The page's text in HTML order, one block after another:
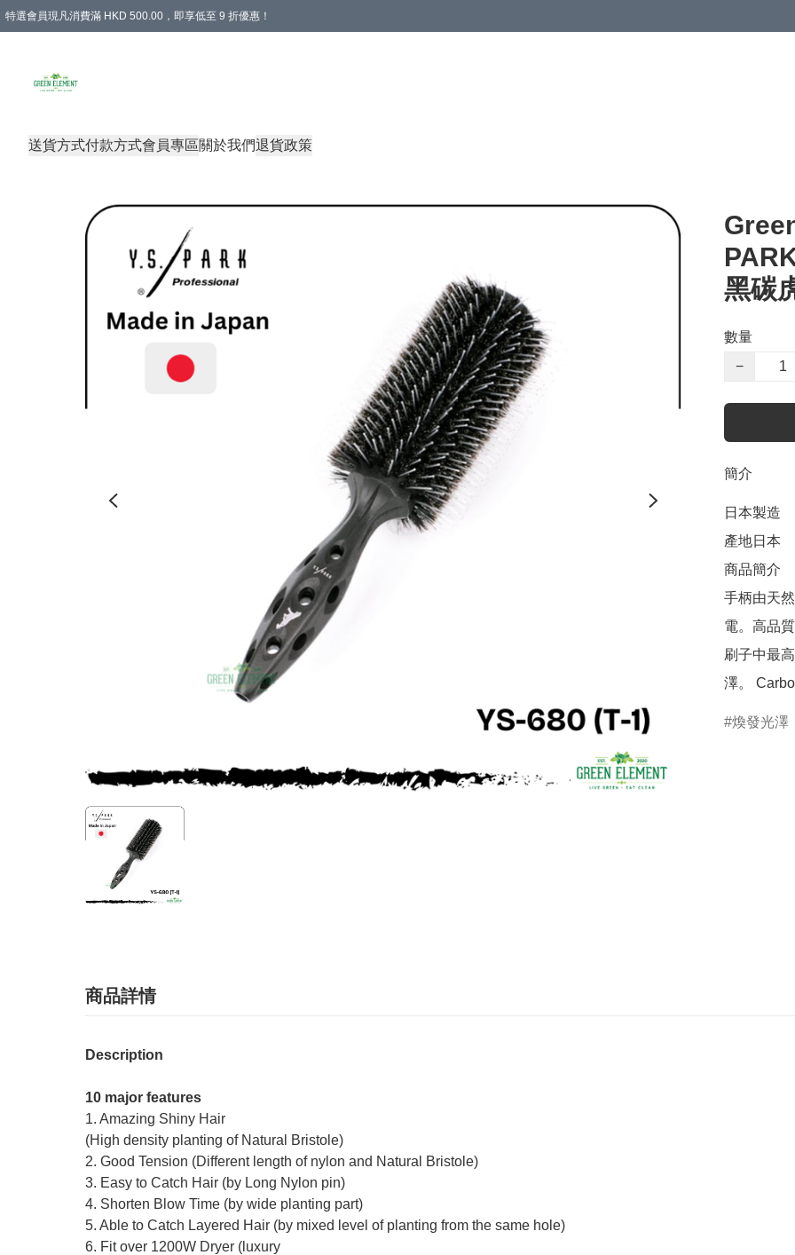
特選會員現凡消費滿 HKD 500.00，即享低至 9 折優惠！
送貨方式付款方式會員專區關於我們退貨政策
黑碳
數量
−
簡介
日本製造
產地日本
商品簡介
手柄由天
電。高品
刷子中最
澤。
煥發光澤
商品詳情
Description
10 major features
1. Amazing Shiny Hair
(High density planting of Natural Bristole)
2. Good Tension (Different length of nylon and Natural Bristole)
3. Easy to Catch Hair (by Long Nylon pin)
4. Shorten Blow Time (by wide planting part)
5. Able to Catch Layered Hair (by mixed level of planting from the same hole)
6. Fit over 1200W Dryer (luxury